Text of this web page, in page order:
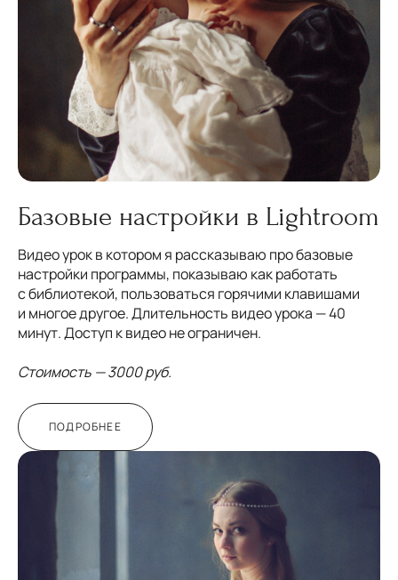
Базовые настройки в Lightrооm
Видео урок в котором я рассказываю про базовые
настройки программы, показываю как работать
с библиотекой, пользоваться горячими клавишами
и многое другое. Длительность видео урока — 40
минут. Доступ к видео не ограничен.
Стоимость — 3000 руб.
ПОДРОБНЕЕ